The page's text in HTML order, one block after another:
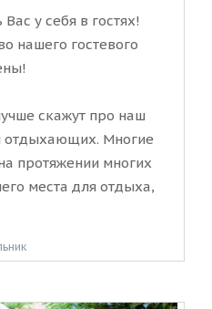
у себя в гостях!
нашего гостевого
скажут про наш
отдыхающих. Многие
протяжении многих
места для отдыха,